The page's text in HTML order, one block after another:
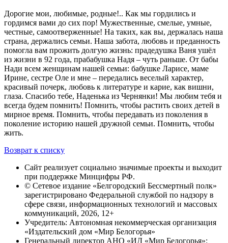
Дорогие мои, любимые, родные!.. Как мы гордились и
гордимся вами до сих пор! Мужественные, смелые, умные,
честные, самоотверженные! На таких, как вы, держалась наша
страна, держались семьи. Наша забота, любовь и преданность
помогла вам прожить долгую жизнь: прадедушка Ваня ушёл
из жизни в 92 года, прабабушка Надя – чуть раньше. От бабы
Нади всем женщинам нашей семьи: бабушке Ларисе, маме
Ирине, сестре Оле и мне – передались веселый характер,
красивый почерк, любовь к литературе и карие, как вишни,
глаза. Спасибо тебе, Наденька из Чернянки! Мы любим тебя и
всегда будем помнить! Помнить, чтобы растить своих детей в
мирное время. Помнить, чтобы передавать из поколения в
поколение историю нашей дружной семьи. Помнить, чтобы
жить.
Возврат к списку
Сайт реализует социально значимые проекты и выходит
при поддержке Минцифры РФ.
© Сетевое издание «Белгородский Бессмертный полк»
зарегистрировано Федеральной службой по надзору в
сфере связи, информационных технологий и массовых
коммуникаций, 2026, 12+
Учредитель: Автономная некоммерческая организация
«Издательский дом «Мир Белогорья»
Генеральный директор АНО «ИД «Мир Белогорья»: